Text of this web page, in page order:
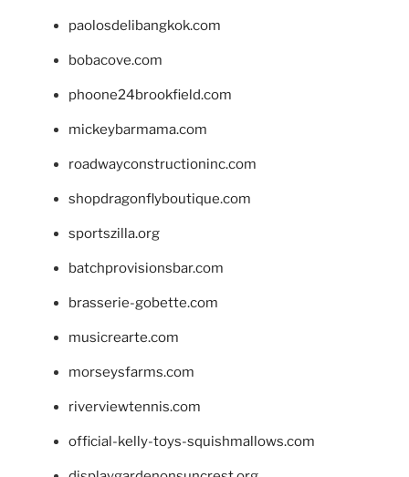
paolosdelibangkok.com
bobacove.com
phoone24brookfield.com
mickeybarmama.com
roadwayconstructioninc.com
shopdragonflyboutique.com
sportszilla.org
batchprovisionsbar.com
brasserie-gobette.com
musicrearte.com
morseysfarms.com
riverviewtennis.com
official-kelly-toys-squishmallows.com